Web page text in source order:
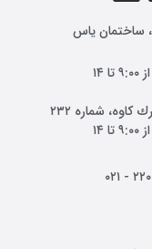
ساختمان ياس
شماره ٢٣٢